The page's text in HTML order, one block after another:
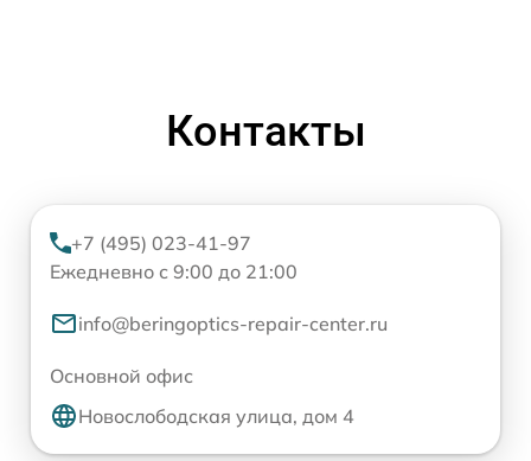
Контакты
+7 (495) 023-41-97
Ежедневно с 9:00 до 21:00
info@beringoptics-repair-center.ru
Основной офис
Новослободская улица, дом 4